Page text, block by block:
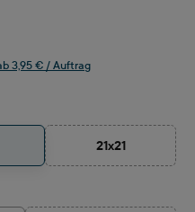
3,95 € / Auftrag
21x21
(Diese Option